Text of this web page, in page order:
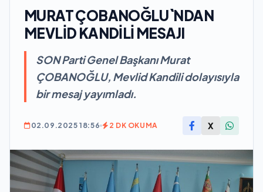
MURAT ÇOBANOĞLU`NDAN
MEVLİD KANDİLİ MESAJI
SON Parti Genel Başkanı Murat
ÇOBANOĞLU, Mevlid Kandili dolayısıyla
bir mesaj yayımladı.
02.09.2025 18:56 2 DK OKUMA X